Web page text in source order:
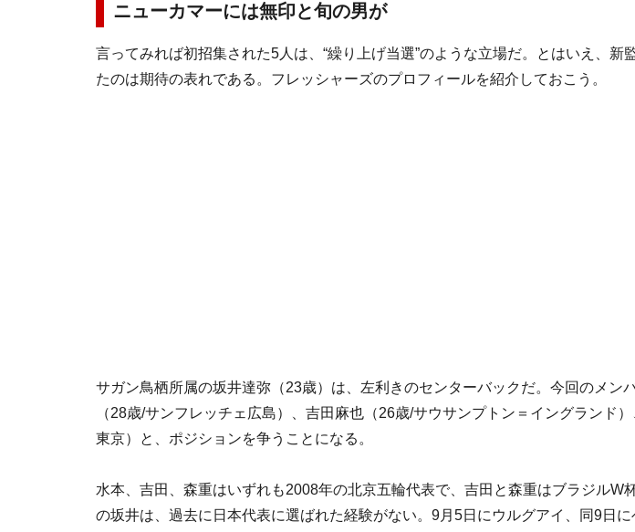
ニューカマーには無印と旬の男が
言ってみれば初招集された5人は、“繰り上げ当選”のような立場だ。とはいえ、新
たのは期待の表れである。フレッシャーズのプロフィールを紹介しておこう。
サガン鳥栖所属の坂井達弥（23歳）は、左利きのセンターバックだ。今回のメン
（28歳/サンフレッチェ広島）、吉田麻也（26歳/サウサンプトン＝イングランド
東京）と、ポジションを争うことになる。
水本、吉田、森重はいずれも2008年の北京五輪代表で、吉田と森重はブラジルW
の坂井は、過去に日本代表に選ばれた経験がない。9月5日にウルグアイ、同9日